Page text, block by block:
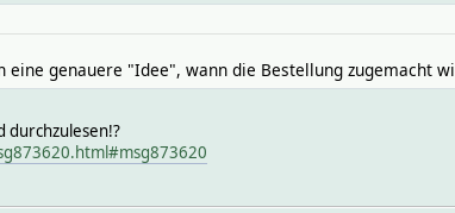
genauere "Idee", wann die Bestellung zugemacht
durchzulesen!?